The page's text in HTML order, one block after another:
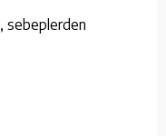
sebeplerden